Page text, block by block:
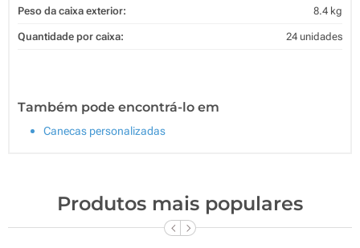
Peso da caixa exterior: 8.4 kg
Quantidade por caixa: 24 unidades
Também pode encontrá-lo em
Canecas personalizadas
Produtos mais populares